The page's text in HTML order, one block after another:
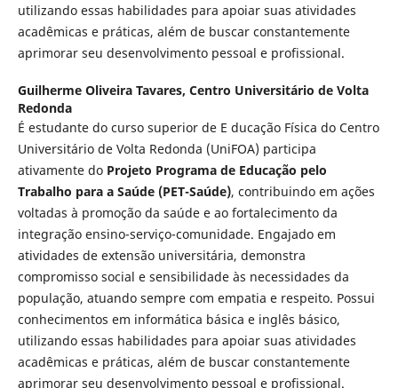
utilizando essas habilidades para apoiar suas atividades
acadêmicas e práticas, além de buscar constantemente
aprimorar seu desenvolvimento pessoal e profissional.
Guilherme Oliveira Tavares, Centro Universitário de Volta
Redonda
É estudante do curso superior de E ducação Física do Centro
Universitário de Volta Redonda (UniFOA) participa
ativamente do Projeto Programa de Educação pelo
Trabalho para a Saúde (PET-Saúde), contribuindo em ações
voltadas à promoção da saúde e ao fortalecimento da
integração ensino-serviço-comunidade. Engajado em
atividades de extensão universitária, demonstra
compromisso social e sensibilidade às necessidades da
população, atuando sempre com empatia e respeito. Possui
conhecimentos em informática básica e inglês básico,
utilizando essas habilidades para apoiar suas atividades
acadêmicas e práticas, além de buscar constantemente
aprimorar seu desenvolvimento pessoal e profissional.